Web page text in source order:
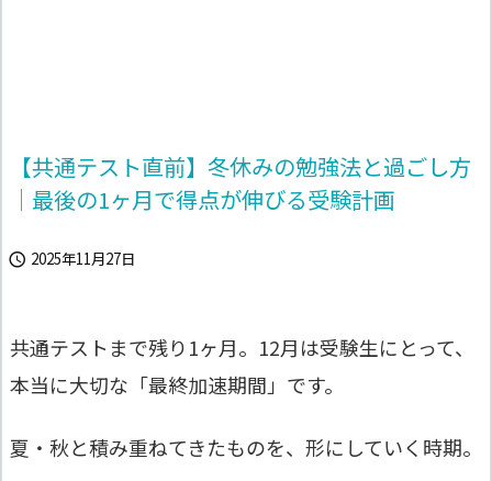
【共通テスト直前】冬休みの勉強法と過ごし方
｜最後の1ヶ月で得点が伸びる受験計画
 2025年11月27日
共通テストまで残り1ヶ月。12月は受験生にとって、
本当に大切な「最終加速期間」です。
夏・秋と積み重ねてきたものを、形にしていく時期。